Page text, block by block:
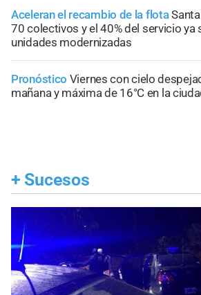
Aceleran el recambio de la flota
70 colectivos y el 40% del servicio ya
unidades modernizadas
Pronóstico Viernes con cielo
mañana y máxima de 16°C en la
+ Sucesos